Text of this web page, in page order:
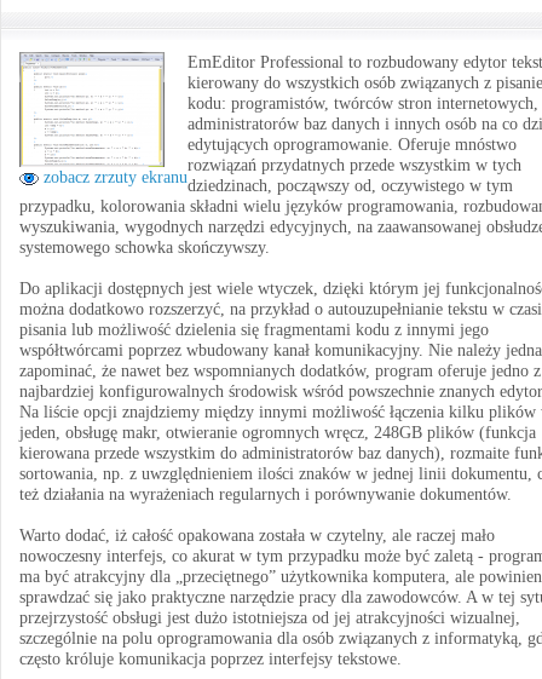
zobacz zrzuty ekranu
EmEditor Professional to rozbudowany edytor
kierowany do wszystkich osób związanych z
kodu: programistów, twórców stron internetowych,
administratorów baz danych i innych osób na co
edytujących oprogramowanie. Oferuje mnóstwo
rozwiązań przydatnych przede wszystkim w tych
dziedzinach, począwszy od, oczywistego w tym
przypadku, kolorowania składni wielu języków programowania,
wyszukiwania, wygodnych narzędzi edycyjnych, na zaawansowanej
systemowego schowka skończywszy.
Do aplikacji dostępnych jest wiele wtyczek, dzięki którym jej
można dodatkowo rozszerzyć, na przykład o autouzupełnianie tekstu w
pisania lub możliwość dzielenia się fragmentami kodu z innymi jego
współtwórcami poprzez wbudowany kanał komunikacyjny. Nie należy
zapominać, że nawet bez wspomnianych dodatków, program oferuje jedno z
najbardziej konfigurowalnych środowisk wśród powszechnie znanych
Na liście opcji znajdziemy między innymi możliwość łączenia kilku plików
jeden, obsługę makr, otwieranie ogromnych wręcz, 248GB plików (funkcja
kierowana przede wszystkim do administratorów baz danych), rozmaite
sortowania, np. z uwzględnieniem ilości znaków w jednej linii dokumentu,
też działania na wyrażeniach regularnych i porównywanie dokumentów.
Warto dodać, iż całość opakowana została w czytelny, ale raczej mało
nowoczesny interfejs, co akurat w tym przypadku może być zaletą -
ma być atrakcyjny dla „przeciętnego” użytkownika komputera, ale powinien
sprawdzać się jako praktyczne narzędzie pracy dla zawodowców. A w tej
przejrzystość obsługi jest dużo istotniejsza od jej atrakcyjności wizualnej,
szczególnie na polu oprogramowania dla osób związanych z informatyką,
często króluje komunikacja poprzez interfejsy tekstowe.